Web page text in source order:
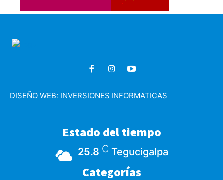
DISEÑO WEB: INVERSIONES INFORMATICAS
Estado del tiempo
25.8 C Tegucigalpa
Categorías